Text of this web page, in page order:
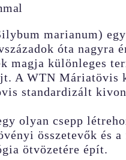
marianum) egy
óta nagyra
magja különleges
A WTN Máriatövis
standardizált
olyan csepp
összetevők és
ötvözetére épít.